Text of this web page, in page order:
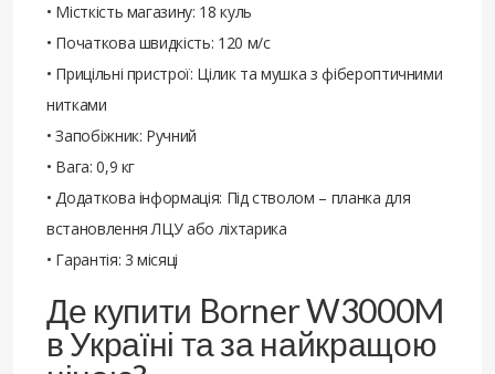
• Місткість магазину: 18 куль
• Початкова швидкість: 120 м/с
• Прицільні пристрої: Цілик та мушка з фібероптичними
нитками
• Запобіжник: Ручний
• Вага: 0,9 кг
• Додаткова інформація: Під стволом – планка для
встановлення ЛЦУ або ліхтарика
• Гарантія: 3 місяці
Де купити Borner W3000M
в Україні та за найкращою